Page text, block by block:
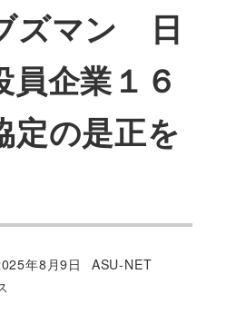
ズマン 日
員企業１６
定の是正を
年8月9日
著
ASU-NET